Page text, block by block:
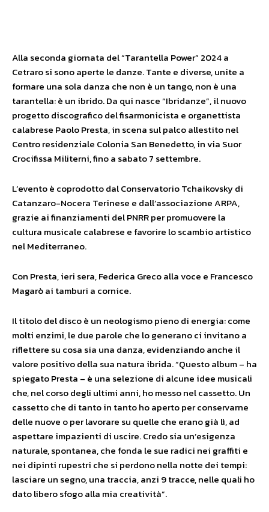
Alla seconda giornata del “Tarantella Power” 2024 a
Cetraro si sono aperte le danze. Tante e diverse, unite a
formare una sola danza che non è un tango, non è una
tarantella: è un ibrido. Da qui nasce “Ibridanze”, il nuovo
progetto discografico del fisarmonicista e organettista
calabrese Paolo Presta, in scena sul palco allestito nel
Centro residenziale Colonia San Benedetto, in via Suor
Crocifissa Militerni, fino a sabato 7 settembre.
L’evento è coprodotto dal Conservatorio Tchaikovsky di
Catanzaro-Nocera Terinese e dall’associazione ARPA,
grazie ai finanziamenti del PNRR per promuovere la
cultura musicale calabrese e favorire lo scambio artistico
nel Mediterraneo.
Con Presta, ieri sera, Federica Greco alla voce e Francesco
Magarò ai tamburi a cornice.
Il titolo del disco è un neologismo pieno di energia: come
molti enzimi, le due parole che lo generano ci invitano a
riflettere su cosa sia una danza, evidenziando anche il
valore positivo della sua natura ibrida. “Questo album – ha
spiegato Presta – è una selezione di alcune idee musicali
che, nel corso degli ultimi anni, ho messo nel cassetto. Un
cassetto che di tanto in tanto ho aperto per conservarne
delle nuove o per lavorare su quelle che erano già lì, ad
aspettare impazienti di uscire. Credo sia un’esigenza
naturale, spontanea, che fonda le sue radici nei graffiti e
nei dipinti rupestri che si perdono nella notte dei tempi:
lasciare un segno, una traccia, anzi 9 tracce, nelle quali ho
dato libero sfogo alla mia creatività”.